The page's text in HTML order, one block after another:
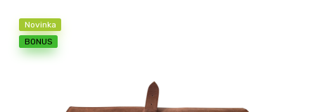
Novinka
BONUS